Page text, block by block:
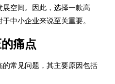
空间。因此，选择一款高
于中小企业来说至关重要。
痛点
常见问题，其主要原因包括